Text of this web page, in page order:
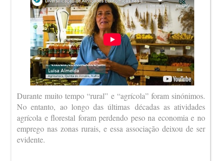
Durante muito tempo “rural” e “agrícola” foram sinónimos.
No entanto, ao longo das últimas décadas as atividades
agrícola e florestal foram perdendo peso na economia e no
emprego nas zonas rurais, e essa associação deixou de ser
evidente.